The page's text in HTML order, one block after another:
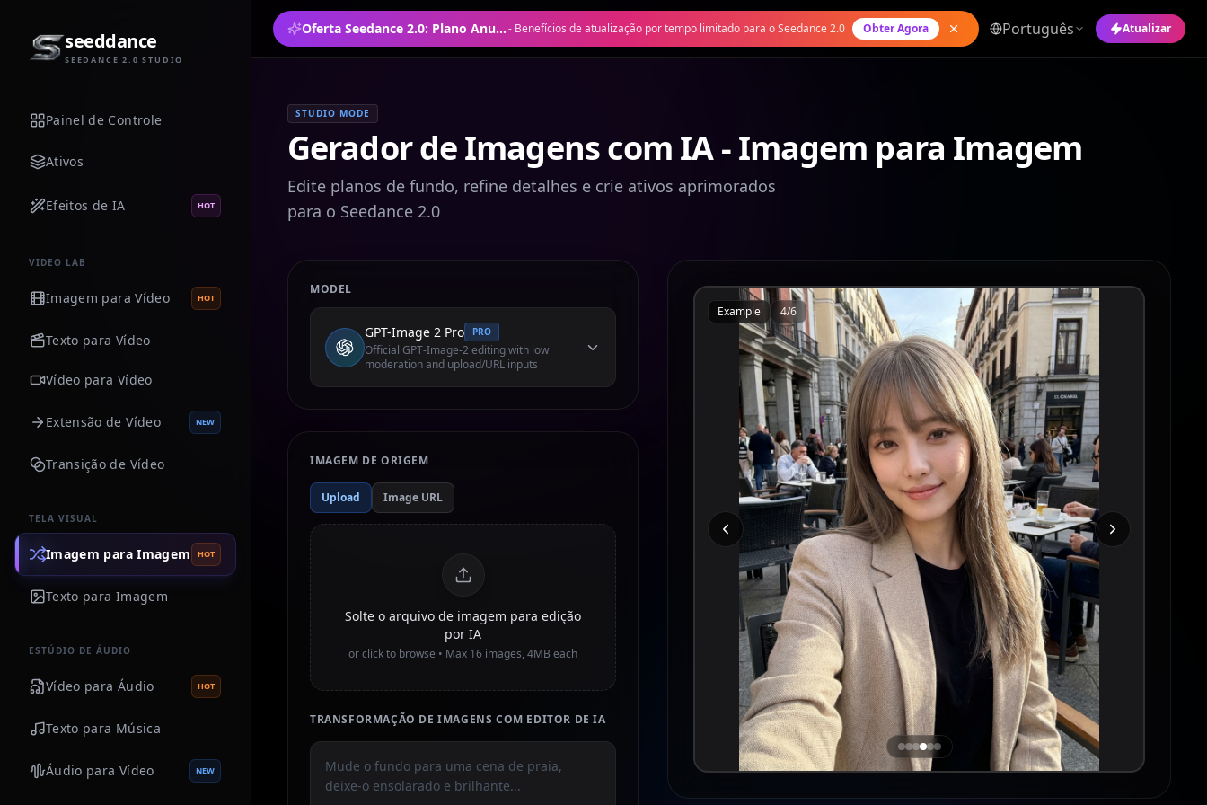
Oferta Seedance 2.0: Plano Anual com 50% de Desconto- Benefícios de atualização por tempo limitado para o Seedance 2.0 Obter Agora Português Atualizar
seeddance
SEEDANCE 2.0 STUDIO
Painel de Controle
Ativos
Efeitos de IA HOT
VIDEO LAB
Imagem para Vídeo HOT
Texto para Vídeo
Vídeo para Vídeo
Extensão de Vídeo NEW
Transição de Vídeo
TELA VISUAL
Imagem para Imagem HOT
Texto para Imagem
ESTÚDIO DE ÁUDIO
Vídeo para Áudio HOT
Texto para Música
Áudio para Vídeo NEW
STUDIO MODE
Gerador de Imagens com IA - Imagem para Imagem
Edite planos de fundo, refine detalhes e crie ativos aprimorados
para o Seedance 2.0
MODEL
GPT-Image 2 Pro PRO
Official GPT-Image-2 editing with low
moderation and upload/URL inputs
IMAGEM DE ORIGEM
Upload Image URL
Solte o arquivo de imagem para edição
por IA
or click to browse • Max 16 images, 4MB each
TRANSFORMAÇÃO DE IMAGENS COM EDITOR DE IA
Example 4/6